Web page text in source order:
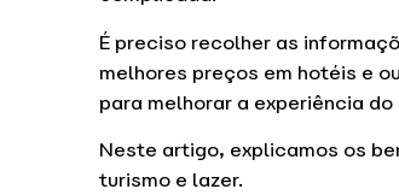
É preciso recolher as
melhores preços em hotéis e
para melhorar a experiência
Neste artigo, explicamos os
turismo e lazer.